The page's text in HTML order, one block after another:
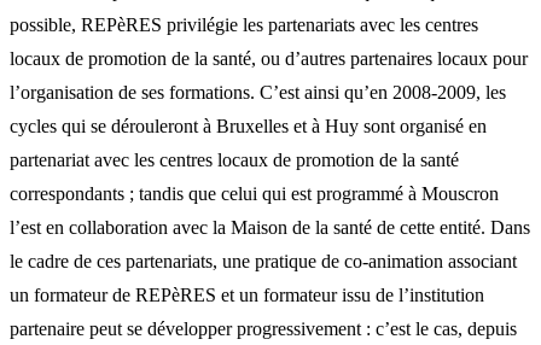
possible, REPèRES privilégie les partenariats avec les centres
locaux de promotion de la santé, ou d’autres partenaires locaux pour
l’organisation de ses formations. C’est ainsi qu’en 2008-2009, les
cycles qui se dérouleront à Bruxelles et à Huy sont organisé en
partenariat avec les centres locaux de promotion de la santé
correspondants ; tandis que celui qui est programmé à Mouscron
l’est en collaboration avec la Maison de la santé de cette entité. Dans
le cadre de ces partenariats, une pratique de co-animation associant
un formateur de REPèRES et un formateur issu de l’institution
partenaire peut se développer progressivement : c’est le cas, depuis